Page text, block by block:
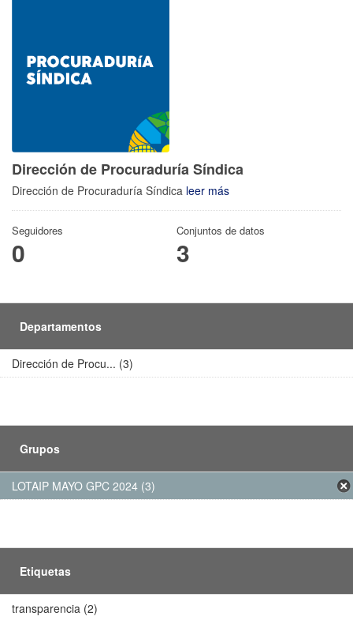
Dirección de Procuraduría Síndica
Dirección de Procuraduría Síndica leer más
Seguidores
0
Conjuntos de datos
3
Departamentos
Dirección de Procu... (3)
Grupos
LOTAIP MAYO GPC 2024 (3)
Etiquetas
transparencia (2)